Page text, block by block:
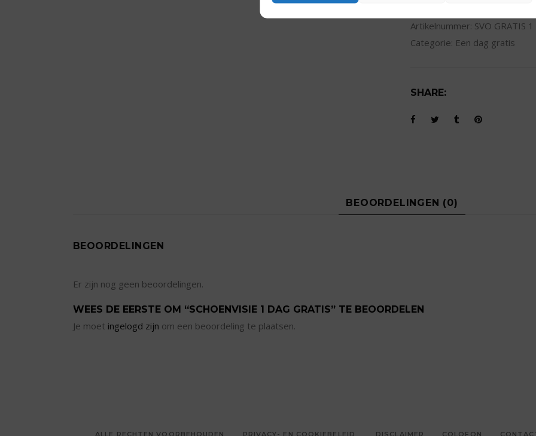
Artikelnummer: SVO GRATIS
Categorie: Een dag gratis
SHARE:
BEOORDELINGEN (0)
BEOORDELINGEN
Er zijn nog geen beoordelingen.
WEES DE EERSTE OM “SCHOENVISIE 1 DAG GRATIS” TE BEOORDELEN
Je moet ingelogd zijn om een beoordeling te plaatsen.
ALLE RECHTEN VOORBEHOUDEN PRIVACY- EN COOKIEBELEID DISCLAIMER COLOFON